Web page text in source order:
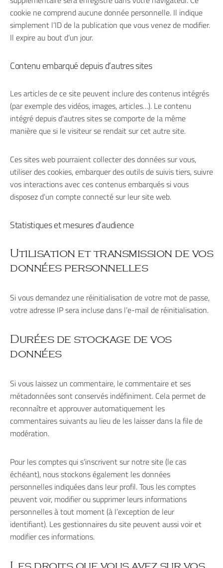
cookie ne comprend aucune donnée personnelle. Il indique
simplement l’ID de la publication que vous venez de modifier.
Il expire au bout d’un jour.
Contenu embarqué depuis d’autres sites
Les articles de ce site peuvent inclure des contenus intégrés
(par exemple des vidéos, images, articles…). Le contenu
intégré depuis d’autres sites se comporte de la même
manière que si le visiteur se rendait sur cet autre site.
Ces sites web pourraient collecter des données sur vous,
utiliser des cookies, embarquer des outils de suivis tiers, suivre
vos interactions avec ces contenus embarqués si vous
disposez d’un compte connecté sur leur site web.
Statistiques et mesures d’audience
Utilisation et transmission de vos
données personnelles
Si vous demandez une réinitialisation de votre mot de passe,
votre adresse IP sera incluse dans l’e-mail de réinitialisation.
Durées de stockage de vos
données
Si vous laissez un commentaire, le commentaire et ses
métadonnées sont conservés indéfiniment. Cela permet de
reconnaître et approuver automatiquement les
commentaires suivants au lieu de les laisser dans la file de
modération.
Pour les comptes qui s’inscrivent sur notre site (le cas
échéant), nous stockons également les données
personnelles indiquées dans leur profil. Tous les comptes
peuvent voir, modifier ou supprimer leurs informations
personnelles à tout moment (à l’exception de leur
identifiant). Les gestionnaires du site peuvent aussi voir et
modifier ces informations.